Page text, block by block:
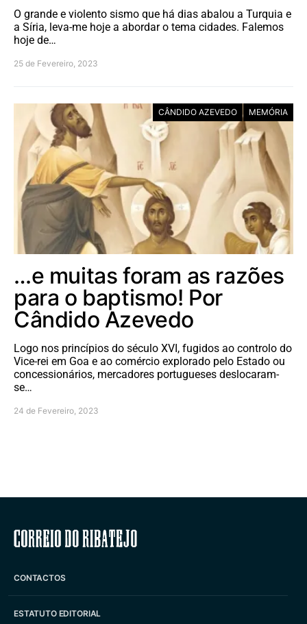
O grande e violento sismo que há dias abalou a Turquia e
a Síria, leva-me hoje a abordar o tema cidades. Falemos
hoje de…
25 de Fevereiro, 2023
CÂNDIDO AZEVEDO MEMÓRIA
…e muitas foram as razões
para o baptismo! Por
Cândido Azevedo
Logo nos princípios do século XVI, fugidos ao controlo do
Vice-rei em Goa e ao comércio explorado pelo Estado ou
concessionários, mercadores portugueses deslocaram-
se…
24 de Fevereiro, 2023
Correio do Ribatejo
CONTACTOS
ESTATUTO EDITORIAL